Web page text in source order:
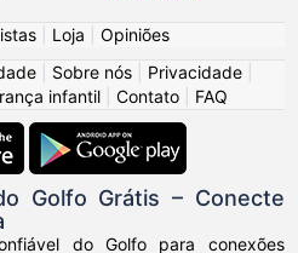
Loja
Opiniões
Sobre nós Privacidade
infantil Contato FAQ
Golfo Grátis – Conecte
do Golfo para conexões